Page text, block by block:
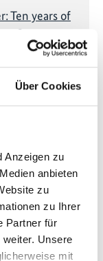
Über Cookies
Anzeigen zu
anbieten
zu
zu Ihrer
Partner für
Unsere
mit
Ten years of
2